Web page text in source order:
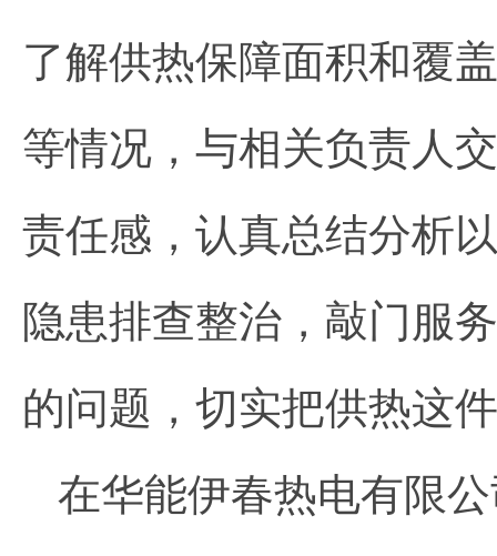
了解供热保障面积和覆
等情况，与相关负责人
责任感，认真总结分析
隐患排查整治，敲门服
的问题，切实把供热这
在华能伊春热电有限